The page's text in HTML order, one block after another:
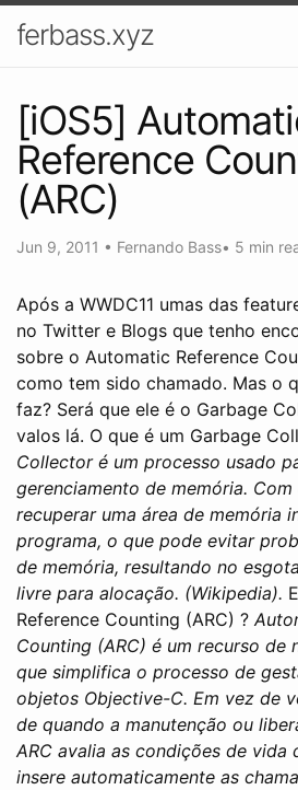
ferbass.xyz
[iOS5]
Reference
(ARC)
Jun 9, 2011 • Fernando Bass• 5 min
Após a WWDC11 umas das
no Twitter e Blogs que tenho
sobre o Automatic Reference
como tem sido chamado. Mas o
faz? Será que ele é o Garbage
valos lá. O que é um Garbage
Collector é um processo usado
gerenciamento de memória.
recuperar uma área de memória
programa, o que pode evitar
de memória, resultando no
livre para alocação. (Wikipedia).
Reference Counting (ARC) ?
Counting (ARC) é um recurso de
que simplifica o processo de
objetos Objective-C. Em vez de
de quando a manutenção ou
ARC avalia as condições de vida
insere automaticamente as